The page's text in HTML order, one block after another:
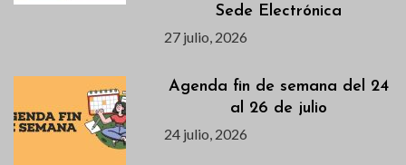
Sede Electrónica
27 julio, 2026
Agenda fin de semana del 24
al 26 de julio
24 julio, 2026